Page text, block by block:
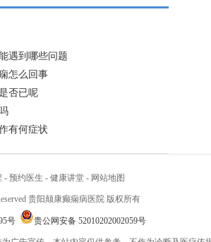
遇到哪些问题
怎么回事
否已呢
有何症状
- 预约医生 - 健康讲堂 - 网站地图
贵阳颠康癫痫病医院 版权所有
号 贵公网安备 52010202002059号